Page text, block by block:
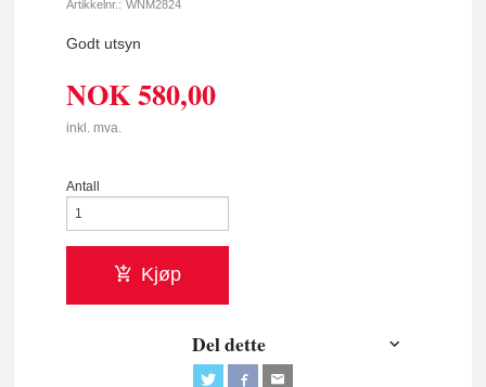
Artikkelnr.: WNM2824
Godt utsyn
NOK580,00
inkl. mva.
Antall
Kjøp
Del dette